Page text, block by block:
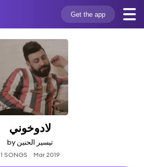
Get the app
لادوخوني
by تيسير الحنين
1 SONGS Mar 2019